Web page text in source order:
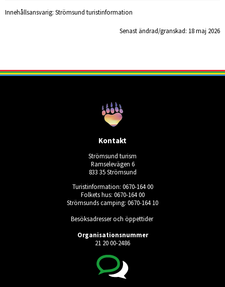
Innehållsansvarig: Strömsund turistinformation
Senast ändrad/granskad: 18 maj 2026
Kontakt
Strömsund turism
Ramselevägen 6
833 35 Strömsund
Turistinformation: 0670-164 00
Folkets hus: 0670-164 00
Strömsunds camping: 0670-164 10
Besöksadresser och öppettider
Organisationsnummer
21 20 00-2486